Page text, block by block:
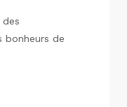
des
bonheurs de